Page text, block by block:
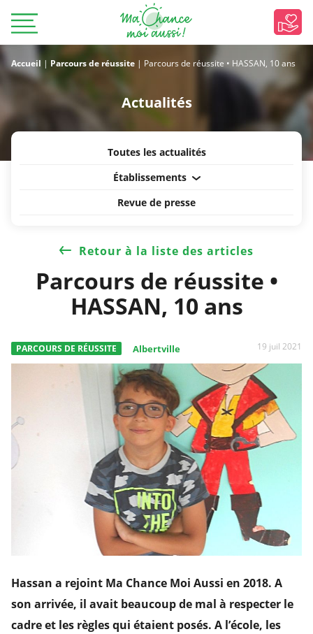
Accueil | Parcours de réussite | Parcours de réussite • HASSAN, 10 ans
Actualités
Toutes les actualités
Établissements
Revue de presse
Retour à la liste des articles
Parcours de réussite •
HASSAN, 10 ans
PARCOURS DE RÉUSSITE Albertville 19 juil 2021
Hassan a rejoint Ma Chance Moi Aussi en 2018. A
son arrivée, il avait beaucoup de mal à respecter le
cadre et les règles qui étaient posés. A l’école, les